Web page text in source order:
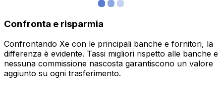
Confronta e risparmia
Confrontando Xe con le principali banche e fornitori, la
differenza è evidente. Tassi migliori rispetto alle banche e
nessuna commissione nascosta garantiscono un valore
aggiunto su ogni trasferimento.